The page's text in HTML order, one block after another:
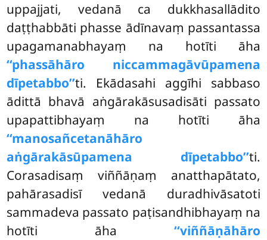
uppajjati, vedanā ca dukkhasallādito
daṭṭhabbāti phasse ādīnavaṃ passantassa
upagamanabhayaṃ na hotīti āha
‘‘phassāhāro niccammagāvūpamena
dīpetabbo’’ti. Ekādasahi aggīhi sabbaso
ādittā bhavā aṅgārakāsusadisāti passato
upapattibhayaṃ na hotīti āha
‘‘manosañcetanāhāro
aṅgārakāsūpamena dīpetabbo’’ti.
Corasadisaṃ viññāṇaṃ anatthapātato,
pahārasadisī vedanā duradhivāsatoti
sammadeva passato paṭisandhibhayaṃ na
hotīti āha ‘‘viññāṇāhāro